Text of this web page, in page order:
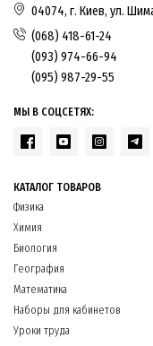
04074, г. Киев, ул.
(068) 418-61-24
(093) 974-66-94
(095) 987-29-55
МЫ В СОЦСЕТЯХ:
КАТАЛОГ ТОВАРОВ
Физика
Химия
Биология
География
Математика
Наборы для кабинетов
Уроки труда